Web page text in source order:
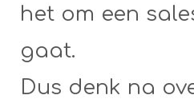
het om een
gaat.
Dus denk na